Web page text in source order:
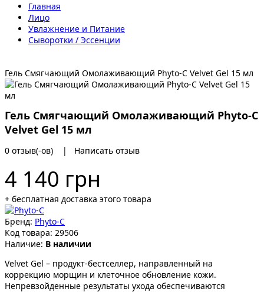
Главная
Лицо
Увлажнение и Питание
Сыворотки / Эссенции
Гель Смягчающий Омолаживающий Phyto-C Velvet Gel 15 мл
Гель Смягчающий Омолаживающий Phyto-C
Velvet Gel 15 мл
0 отзыв(-ов) | Написать отзыв
4 140 грн
+ бесплатная доставка этого товара
Бренд: Phyto-C
Код товара: 29506
Наличие: В наличии
Velvet Gel – продукт-бестселлер, направленный на
коррекцию морщин и клеточное обновление кожи.
Непревзойденные результаты ухода обеспечиваются